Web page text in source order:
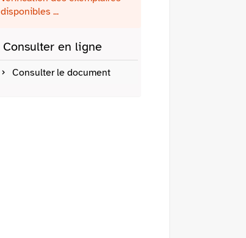
disponibles ...
Consulter en ligne
Consulter le document